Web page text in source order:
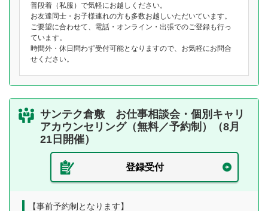
普段着（私服）で気軽にお越しください。
お友達同士・お子様連れの方も多数お越しいただいています。
ご要望に合わせて、電話・オンライン・出張でのご登録も行っ
ています。
時間外・休日問わず受付可能となりますので、お気軽にお問合
せください。
サンテク倉敷 お仕事相談会・個別キャリ
アカウンセリング（無料／予約制）（8月
21日開催）
登録受付
【事前予約制となります】